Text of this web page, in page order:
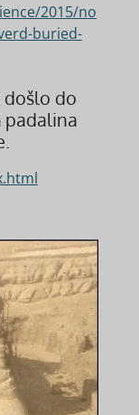
2015/no
buried-
došlo do
padalina